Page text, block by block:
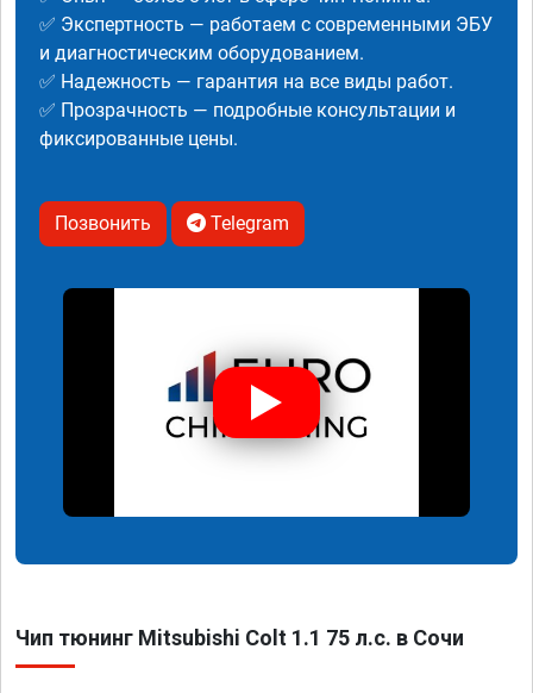
✅ Экспертность — работаем с современными ЭБУ
и диагностическим оборудованием.
✅ Надежность — гарантия на все виды работ.
✅ Прозрачность — подробные консультации и
фиксированные цены.
Позвонить Telegram
Чип тюнинг Mitsubishi Colt 1.1 75 л.с. в Сочи